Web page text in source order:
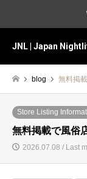
JNL | Japan
blog 無料掲
Store Listing
無料掲載で風俗
2026.07.08 / Last